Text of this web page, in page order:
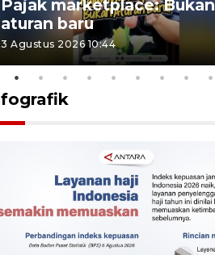
Pajak marketplace: Bukan
aturan baru
3 Agustus 2026 10:44